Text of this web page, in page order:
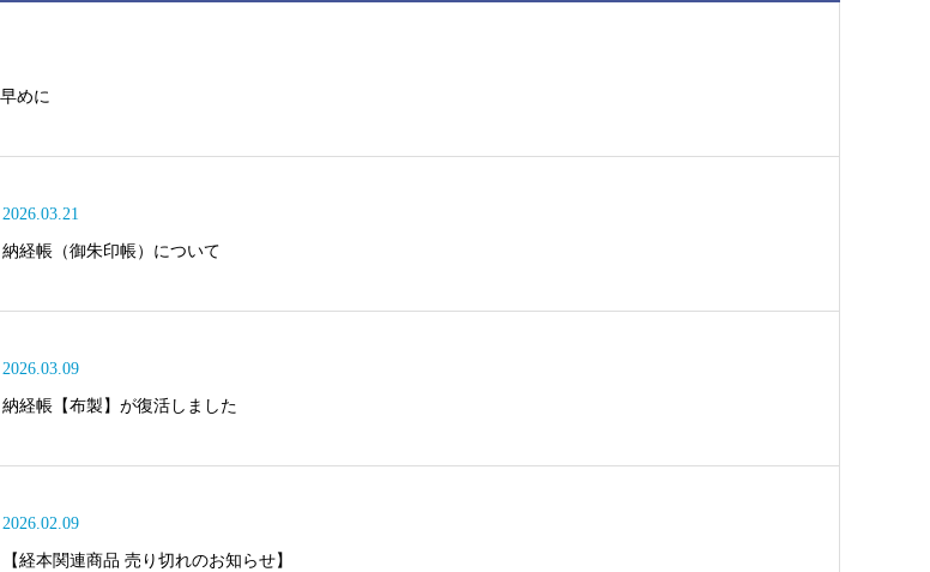
めに
2026.03.21
納経帳（御朱印帳）について
2026.03.09
納経帳【布製】が復活しました
2026.02.09
【経本関連商品 売り切れのお知らせ】